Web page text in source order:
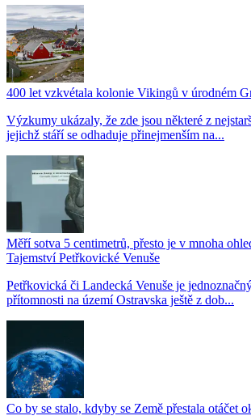
400 let vzkvétala kolonie Vikingů v úrodném
Výzkumy ukázaly, že zde jsou některé z
jejichž stáří se odhaduje přinejmenším na...
Měří sotva 5 centimetrů, přesto je v mnoha
Tajemství Petřkovické Venuše
Petřkovická či Landecká Venuše je
přítomnosti na území Ostravska ještě z dob...
Co by se stalo, kdyby se Země přestala otáčet